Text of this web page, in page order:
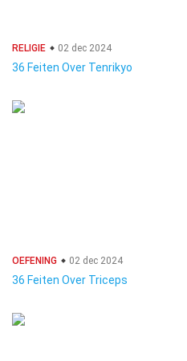
RELIGIE 02 dec 2024
36 Feiten Over Tenrikyo
OEFENING 02 dec 2024
36 Feiten Over Triceps